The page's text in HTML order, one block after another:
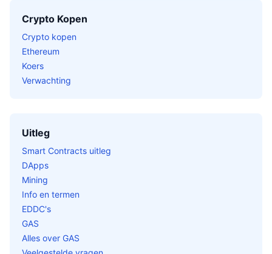
Crypto Kopen
Crypto kopen
Ethereum
Koers
Verwachting
Uitleg
Smart Contracts uitleg
DApps
Mining
Info en termen
EDDC's
GAS
Alles over GAS